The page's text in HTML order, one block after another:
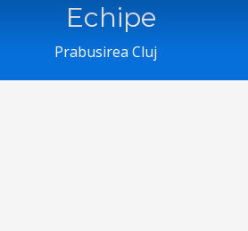
Echipe
Prabusirea Cluj